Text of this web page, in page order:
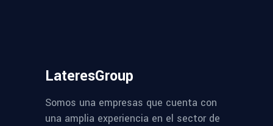
LateresGroup
Somos una empresas que cuenta con
una amplia experiencia en el sector de